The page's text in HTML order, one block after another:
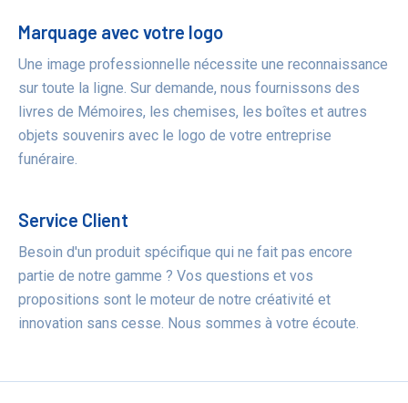
Marquage avec votre logo
Une image professionnelle nécessite une reconnaissance
sur toute la ligne. Sur demande, nous fournissons des
livres de Mémoires, les chemises, les boîtes et autres
objets souvenirs avec le logo de votre entreprise
funéraire.
Service Client
Besoin d'un produit spécifique qui ne fait pas encore
partie de notre gamme ? Vos questions et vos
propositions sont le moteur de notre créativité et
innovation sans cesse. Nous sommes à votre écoute.